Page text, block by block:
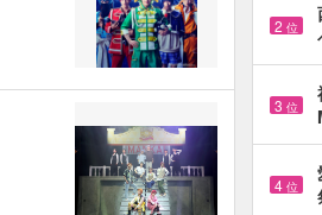
2 位
3 位
4 位